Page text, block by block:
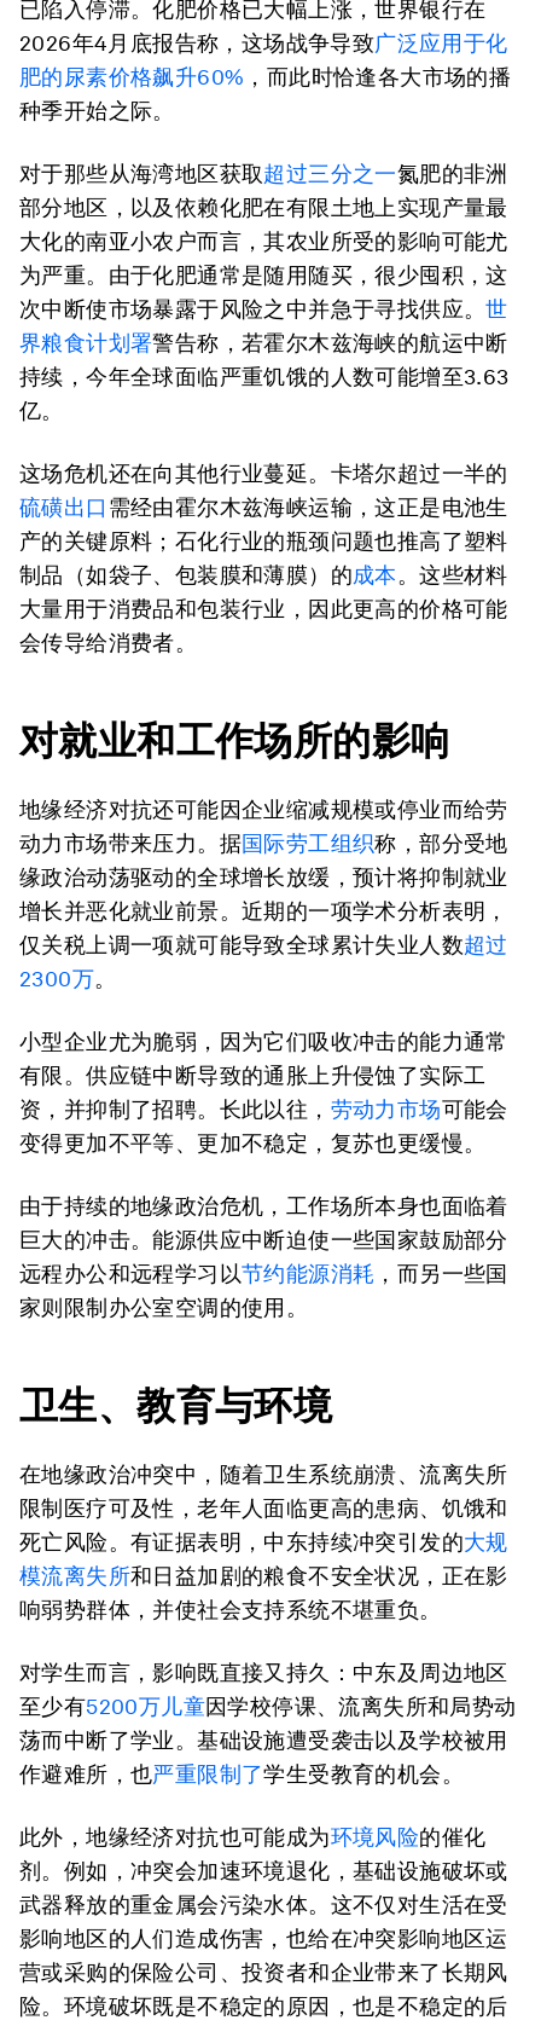
已陷入停滞。化肥价格已大幅上涨，世界银行在
2026年4月底报告称，这场战争导致广泛应用于化
肥的尿素价格飙升60% ，而此时恰逢各大市场的播
种季开始之际。
对于那些从海湾地区获取超过三分之一氮肥的非洲
部分地区，以及依赖化肥在有限土地上实现产量最
大化的南亚小农户而言，其农业所受的影响可能尤
为严重。由于化肥通常是随用随买，很少囤积，这
次中断使市场暴露于风险之中并急于寻找供应。世
界粮食计划署警告称，若霍尔木兹海峡的航运中断
持续，今年全球面临严重饥饿的人数可能增至3.63
亿。
这场危机还在向其他行业蔓延。卡塔尔超过一半的
硫磺出口 需经由霍尔木兹海峡运输，这正是电池生
产的关键原料；石化行业的瓶颈问题也推高了塑料
制品（如袋子、包装膜和薄膜）的成本。这些材料
大量用于消费品和包装行业，因此更高的价格可能
会传导给消费者。
对就业和工作场所的影响
地缘经济对抗还可能因企业缩减规模或停业而给劳
动力市场带来压力。据国际劳工组织称，部分受地
缘政治动荡驱动的全球增长放缓，预计将抑制就业
增长并恶化就业前景。近期的一项学术分析表明，
仅关税上调一项就可能导致全球累计失业人数超过
2300万。
小型企业尤为脆弱，因为它们吸收冲击的能力通常
有限。供应链中断导致的通胀上升侵蚀了实际工
资，并抑制了招聘。长此以往， 劳动力市场可能会
变得更加不平等、更加不稳定，复苏也更缓慢。
由于持续的地缘政治危机，工作场所本身也面临着
巨大的冲击。能源供应中断迫使一些国家鼓励部分
远程办公和远程学习以节约能源消耗 ，而另一些国
家则限制办公室空调的使用。
卫生、教育与环境
在地缘政治冲突中，随着卫生系统崩溃、流离失所
限制医疗可及性，老年人面临更高的患病、饥饿和
死亡风险。有证据表明，中东持续冲突引发的大规
模流离失所和日益加剧的粮食不安全状况，正在影
响弱势群体，并使社会支持系统不堪重负。
对学生而言，影响既直接又持久：中东及周边地区
至少有5200万儿童因学校停课、流离失所和局势动
荡而中断了学业。基础设施遭受袭击以及学校被用
作避难所，也严重限制了学生受教育的机会。
此外，地缘经济对抗也可能成为环境风险的催化
剂。例如，冲突会加速环境退化，基础设施破坏或
武器释放的重金属会污染水体。这不仅对生活在受
影响地区的人们造成伤害，也给在冲突影响地区运
营或采购的保险公司、投资者和企业带来了长期风
险。环境破坏既是不稳定的原因，也是不稳定的后